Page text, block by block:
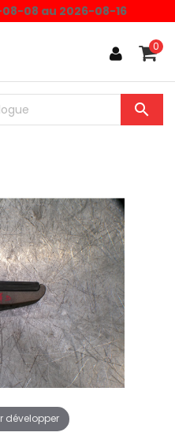
08 au 2026-08-16
0

développer